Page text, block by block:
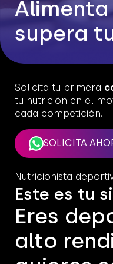
supera
Solicita tu primera
tu nutrición en el
cada competición.
SOLICITA
Nutricionista
Este es tu
Eres
alto